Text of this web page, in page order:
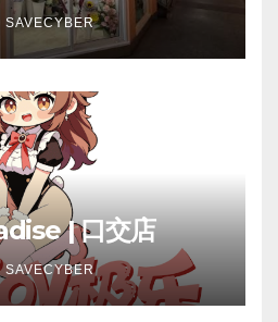
SAVECYBER
| 口交店
SAVECYBER